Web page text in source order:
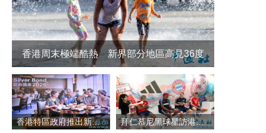
香港周末極端酷熱 新界部分地區高見36度
香港特區政府推出新一批銀色債券 每手1萬元保底息4.25厘 拜仁慕尼黑球星訪港 與球迷近距離互動